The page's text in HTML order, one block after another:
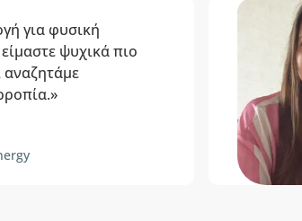
για φυσική
ψυχικά πιο
αναζητάμε